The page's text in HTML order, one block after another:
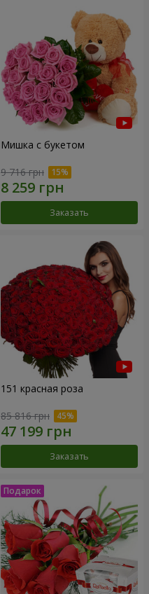
Мишка с букетом
9 716 грн
Заказать
151 красная роза
85 816 грн
Заказать